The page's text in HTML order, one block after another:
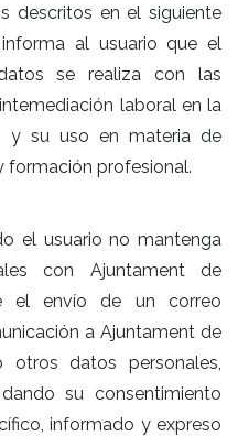
descritos en el siguiente
al usuario que el
se realiza con las
laboral en la
y su uso en materia de
formación profesional.
el usuario no mantenga
con Ajuntament de
el envío de un correo
a Ajuntament de
otros datos personales,
su consentimiento
informado y expreso